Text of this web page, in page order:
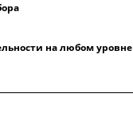
на любом уровне